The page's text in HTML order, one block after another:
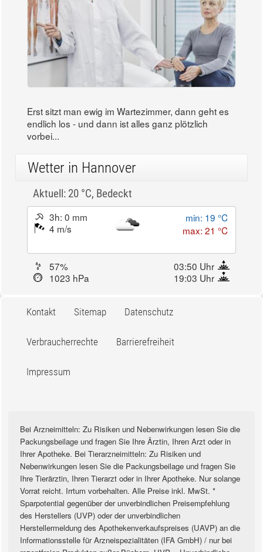
Erst sitzt man ewig im Wartezimmer, dann geht es
endlich los - und dann ist alles ganz plötzlich
vorbei...
Wetter in Hannover
Aktuell: 20 °C, Bedeckt
3h: 0 mm
4 m/s
min: 19 °C
max: 21 °C
57%
03:50 Uhr
1023 hPa
19:03 Uhr
Kontakt Sitemap Datenschutz
Verbraucherrechte Barrierefreiheit
Impressum
Bei Arzneimitteln: Zu Risiken und Nebenwirkungen lesen Sie die
Packungsbeilage und fragen Sie Ihre Ärztin, Ihren Arzt oder in
Ihrer Apotheke. Bei Tierarzneimitteln: Zu Risiken und
Nebenwirkungen lesen Sie die Packungsbeilage und fragen Sie
Ihre Tierärztin, Ihren Tierarzt oder in Ihrer Apotheke. Nur solange
Vorrat reicht. Irrtum vorbehalten. Alle Preise inkl. MwSt. *
Sparpotential gegenüber der unverbindlichen Preisempfehlung
des Herstellers (UVP) oder der unverbindlichen
Herstellermeldung des Apothekenverkaufspreises (UAVP) an die
Informationsstelle für Arzneispezialitäten (IFA GmbH) / nur bei